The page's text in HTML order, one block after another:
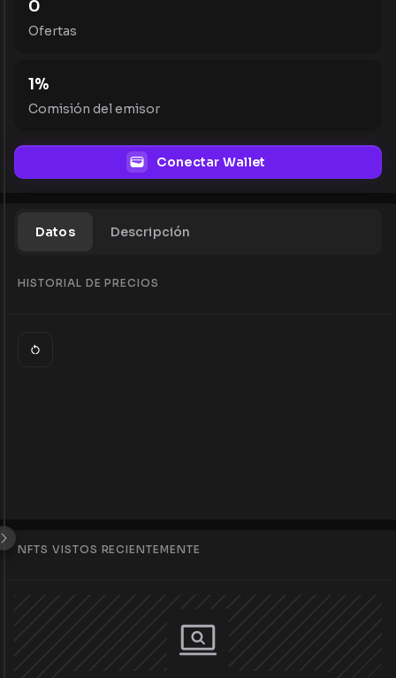
Ofertas
0
Comisión del emisor
1%
Conectar Wallet
Datos Descripción
HISTORIAL DE PRECIOS
NFTS VISTOS RECIENTEMENTE